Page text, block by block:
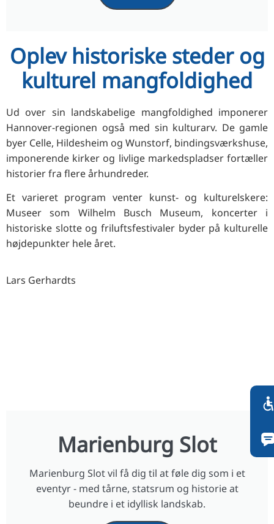
Oplev historiske steder og
kulturel mangfoldighed
Ud over sin landskabelige mangfoldighed imponerer
Hannover-regionen også med sin kulturarv. De gamle
byer Celle, Hildesheim og Wunstorf, bindingsværkshuse,
imponerende kirker og livlige markedspladser fortæller
historier fra flere århundreder.
Et varieret program venter kunst- og kulturelskere:
Museer som Wilhelm Busch Museum, koncerter i
historiske slotte og friluftsfestivaler byder på kulturelle
højdepunkter hele året.
Lars Gerhardts
Marienburg Slot
Marienburg Slot vil få dig til at føle dig som i et
eventyr - med tårne, statsrum og historie at
beundre i et idyllisk landskab.